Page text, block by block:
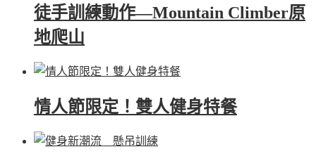
徒手訓練動作—Mountain Climber原
地爬山
情人節限定！雙人健身特餐